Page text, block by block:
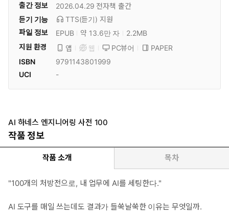
출간 정보 2026.04.29 전자책 출간
듣기 기능
TTS(듣기) 지원
파일 정보
EPUB 약 13.6만 자
2.2MB
지원 환경
앱 웹 PC뷰어
PAPER
ISBN
9791143801999
UCI
-
AI 하네스 엔지니어링 사전 100
작품 정보
작품 소개 목차
"100개의 처방전으로, 내 업무에 AI를 세팅한다."
AI 도구를 매일 쓰는데도 결과가 들쑥날쑥한 이유는 무엇일까.